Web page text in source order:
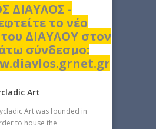
ΔΙΑΥΛΟΣ -
το νέο
ΔΙΑΥΛΟΥ στον
σύνδεσμο:
Art
Art was founded in
to house the